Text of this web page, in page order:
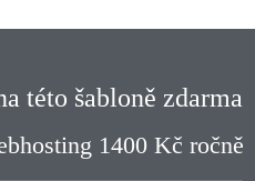
této šabloně zdarma
1400 Kč ročně